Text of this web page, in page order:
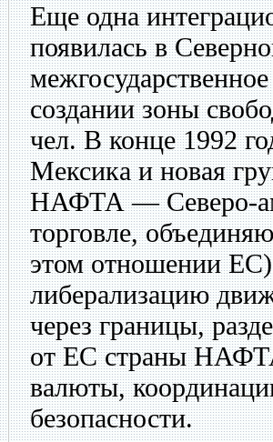
Еще одна
появилась в
создании зоны
чел. В конце 1992
Мексика и новая
НАФТА — Северо-
торговле,
этом отношении
либерализацию
через границы,
от ЕС страны
валюты,
безопасности.